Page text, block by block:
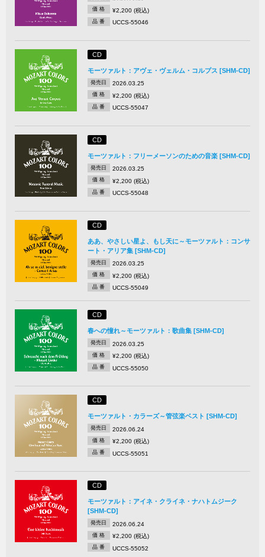
価 格 ¥2,200 (税込)
品 番 UCCS-55046
CD
モーツァルト：アヴェ・ヴェルム・コルプス [SHM-CD]
発売日 2026.03.25
価 格 ¥2,200 (税込)
品 番 UCCS-55047
CD
モーツァルト：フリーメーソンのための音楽 [SHM-CD]
発売日 2026.03.25
価 格 ¥2,200 (税込)
品 番 UCCS-55048
CD
ああ、やさしい星よ、もし天に～モーツァルト：コンサ
ート・アリア集 [SHM-CD]
発売日 2026.03.25
価 格 ¥2,200 (税込)
品 番 UCCS-55049
CD
春への憧れ～モーツァルト：歌曲集 [SHM-CD]
発売日 2026.03.25
価 格 ¥2,200 (税込)
品 番 UCCS-55050
CD
モーツァルト・カラーズ～管弦楽ベスト [SHM-CD]
発売日 2026.06.24
価 格 ¥2,200 (税込)
品 番 UCCS-55051
CD
モーツァルト：アイネ・クライネ・ナハトムジーク
[SHM-CD]
発売日 2026.06.24
価 格 ¥2,200 (税込)
品 番 UCCS-55052